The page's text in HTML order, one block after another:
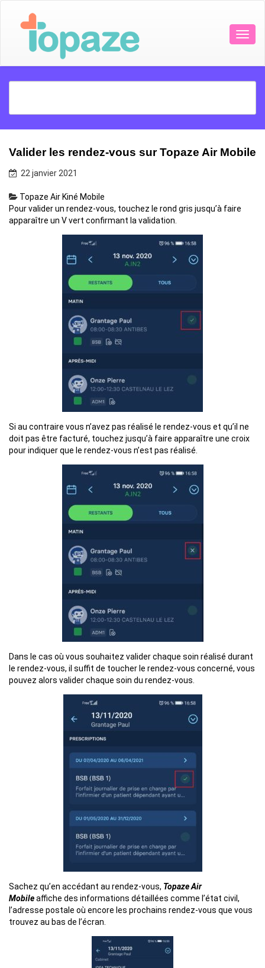
Valider les rendez-vous sur Topaze Air Mobile
22 janvier 2021
Topaze Air Kiné Mobile
Pour valider un rendez-vous, touchez le rond gris jusqu’à faire
apparaître un V vert confirmant la validation.
Si au contraire vous n’avez pas réalisé le rendez-vous et qu’il ne
doit pas être facturé, touchez jusqu’à faire apparaître une croix
pour indiquer que le rendez-vous n’est pas réalisé.
Dans le cas où vous souhaitez valider chaque soin réalisé durant
le rendez-vous, il suffit de toucher le rendez-vous concerné, vous
pouvez alors valider chaque soin du rendez-vous.
Sachez qu’en accédant au rendez-vous, Topaze Air
Mobileaffiche des informations détaillées comme l’état civil,
l’adresse postale où encore les prochains rendez-vous que vous
trouvez au bas de l’écran.